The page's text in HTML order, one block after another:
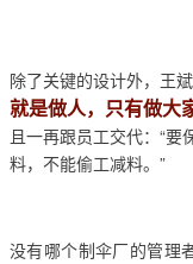
除了关键的设计外，王
就是做人，只有做大
且一再跟员工交代：“
料，不能偷工减料。”
没有哪个制伞厂的管理